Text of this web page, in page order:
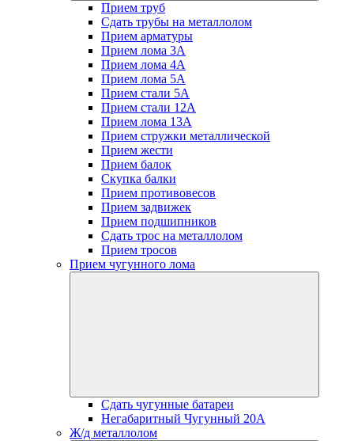
Прием труб
Сдать трубы на металлолом
Прием арматуры
Прием лома 3А
Прием лома 4А
Прием лома 5А
Прием стали 5А
Прием стали 12А
Прием лома 13А
Прием стружки металлической
Прием жести
Прием балок
Скупка балки
Прием противовесов
Прием задвижек
Прием подшипников
Сдать трос на металлолом
Прием тросов
Прием чугунного лома
Сдать чугунные батареи
Негабаритный Чугунный 20А
Ж/д металлолом